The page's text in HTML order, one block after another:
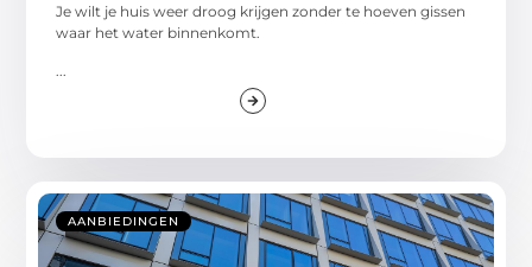
Je wilt je huis weer droog krijgen zonder te hoeven gissen
waar het water binnenkomt.
...
AANBIEDINGEN